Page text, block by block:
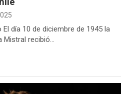
día 10 de diciembre de 1945 la
Mistral recibió…